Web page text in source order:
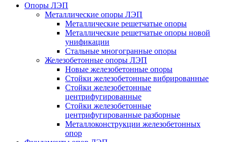
Опоры ЛЭП
Металлические опоры ЛЭП
Металлические решетчатые опоры
Металлические решетчатые опоры новой
унификации
Стальные многогранные опоры
Железобетонные опоры ЛЭП
Новые железобетонные опоры
Стойки железобетонные вибрированные
Стойки железобетонные
центрифугированные
Стойки железобетонные
центрифугированные разборные
Металлоконструкции железобетонных
опор